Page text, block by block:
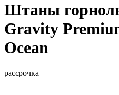
Штаны
Gravity
Ocean
рассрочка